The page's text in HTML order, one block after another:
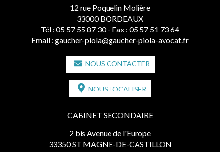
12 rue Poquelin Molière
33000 BORDEAUX
Tél : 05 57 55 87 30 - Fax : 05 57 51 73 64
Email : gaucher-piola@gaucher-piola-avocat.fr
NOUS CONTACTER
NOUS LOCALISER
CABINET SECONDAIRE
2 bis Avenue de l'Europe
33350 ST MAGNE-DE-CASTILLON